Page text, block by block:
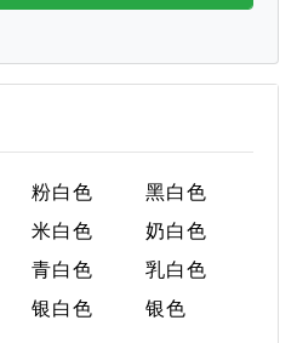
粉白色
黑白色
米白色
奶白色
青白色
乳白色
银白色 银色